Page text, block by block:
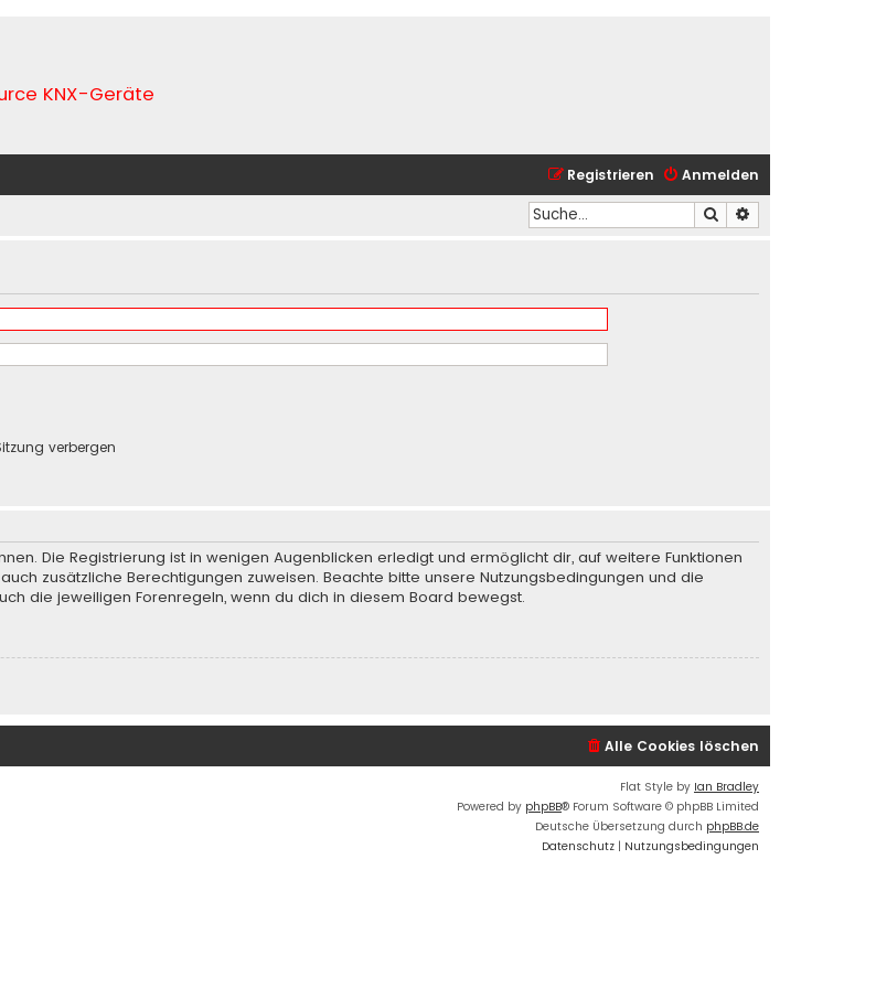
KNX-Geräte
Anmelden
Registrieren
Suche
verbergen
Die Registrierung ist in wenigen Augenblicken erledigt und ermöglicht dir, auf weitere Funktionen
zusätzliche Berechtigungen zuweisen. Beachte bitte unsere Nutzungsbedingungen und die
die jeweiligen Forenregeln, wenn du dich in diesem Board bewegst.
Alle Cookies löschen
Flat Style by Ian Bradley
Powered by phpBB® Forum Software © phpBB Limited
Deutsche Übersetzung durch phpBB.de
Datenschutz | Nutzungsbedingungen